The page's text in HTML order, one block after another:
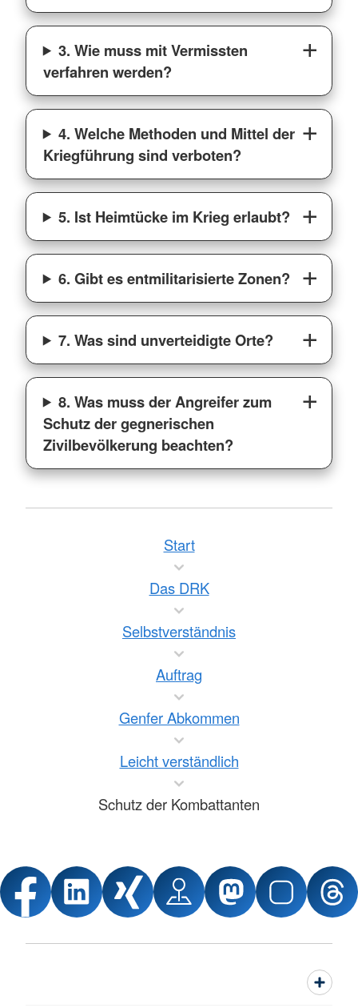
3. Wie muss mit Vermissten
verfahren werden?
4. Welche Methoden und Mittel der
Kriegführung sind verboten?
5. Ist Heimtücke im Krieg erlaubt?
6. Gibt es entmilitarisierte Zonen?
7. Was sind unverteidigte Orte?
8. Was muss der Angreifer zum
Schutz der gegnerischen
Zivilbevölkerung beachten?
Start
Das DRK
Selbstverständnis
Auftrag
Genfer Abkommen
Leicht verständlich
Schutz der Kombattanten